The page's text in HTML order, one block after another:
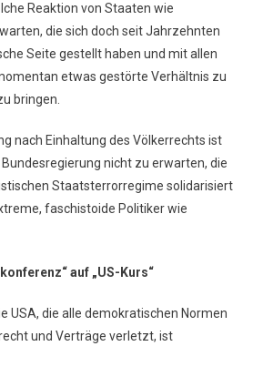
Reaktion von Staaten wie
die sich doch seit Jahrzehnten
Seite gestellt haben und mit allen
etwas gestörte Verhältnis zu
bringen.
nach Einhaltung des Völkerrechts ist
nicht zu erwarten, die
Staatsterrorregime solidarisiert
faschistoide Politiker wie
auf „US-Kurs“
USA, die alle demokratischen Normen
und Verträge verletzt, ist